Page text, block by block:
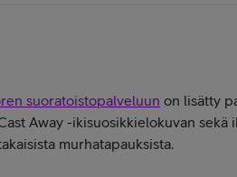
suoratoistopalveluun on lisätty
Away -ikisuosikkielokuvan
murhatapauksista.